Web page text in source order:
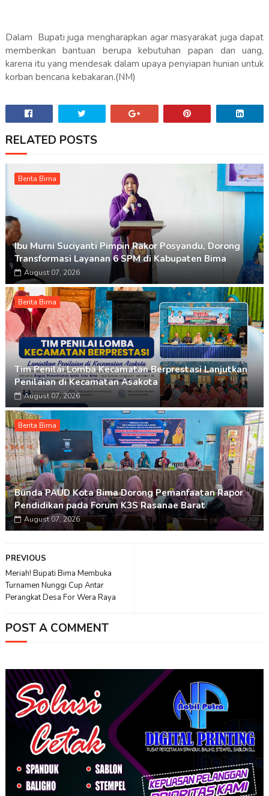
Dalam Bupati juga mengharapkan agar masyarakat juga dapat
memberikan bantuan berupa kebutuhan papan dan uang,
karena itu yang mendesak dalam upaya penyiapan hunian untuk
korban bencana kebakaran.(NM)
RELATED POSTS
Berita Bima
Ibu Murni Suciyanti Pimpin Rakor Posyandu, Dorong
Transformasi Layanan 6 SPM di Kabupaten Bima
August 07, 2026
Berita Bima
Tim Penilai Lomba Kecamatan Berprestasi Lanjutkan
Penilaian di Kecamatan Asakota
August 07, 2026
Berita Bima
Bunda PAUD Kota Bima Dorong Pemanfaatan Rapor
Pendidikan pada Forum K3S Rasanae Barat
August 07, 2026
PREVIOUS
Meriah! Bupati Bima Membuka
Turnamen Nunggi Cup Antar
Perangkat Desa For Wera Raya
POST A COMMENT